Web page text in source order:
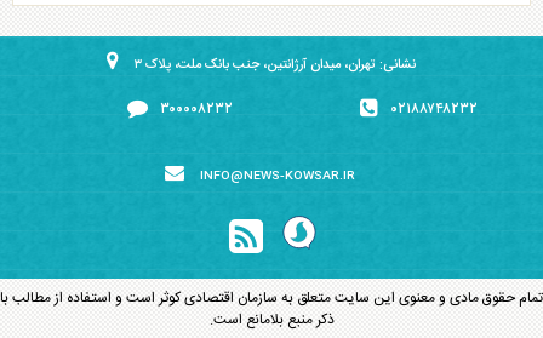
نشانی: تهران، میدان آرژانتین، جنب بانک ملت، پلاک ۳
۰۲۱۸۸۷۴۸۲۳۲ ۳۰۰۰۰۸۲۳۲
INFO@NEWS-KOWSAR.IR
تمام حقوق مادی و معنوی این سایت متعلق به سازمان اقتصادی کوثر است و استفاده از مطالب با
ذکر منبع بلامانع است.